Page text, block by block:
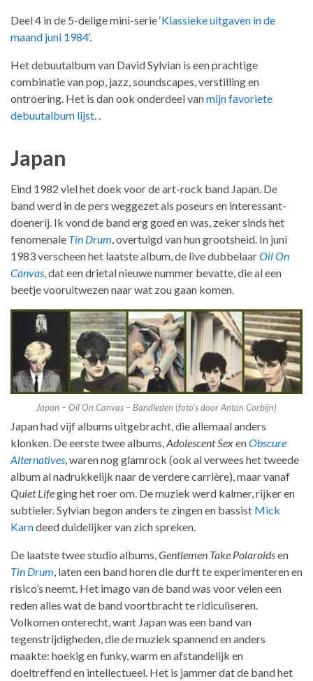
Deel 4 in de 5-delige mini-serie ‘Klassieke uitgaven in de
maand juni 1984‘.
Het debuutalbum van David Sylvian is een prachtige
combinatie van pop, jazz, soundscapes, verstilling en
ontroering. Het is dan ook onderdeel vanmijn favoriete
debuutalbum lijst. .
Japan
Eind 1982 viel het doek voor de art-rock band Japan. De
band werd in de pers weggezet als poseurs en interessant-
doenerij. Ik vond de band erg goed en was, zeker sinds het
fenomenale Tin Drum, overtuigd van hun grootsheid. In juni
1983 verscheen het laatste album, de live dubbelaarOil On
Canvas, dat een drietal nieuwe nummer bevatte, die al een
beetje vooruitwezen naar wat zou gaan komen.
Japan – Oil On Canvas – Bandleden (foto’s door Anton Corbijn)
Japan had vijf albums uitgebracht, die allemaal anders
klonken. De eerste twee albums, Adolescent SexenObscure
Alternatives , waren nog glamrock (ook al verwees het tweede
album al nadrukkelijk naar de verdere carrière), maar vanaf
Quiet Lifeging het roer om. De muziek werd kalmer, rijker en
subtieler. Sylvian begon anders te zingen en bassist Mick
Karndeed duidelijker van zich spreken.
De laatste twee studio albums, Gentlemen Take Polaroidsen
Tin Drum , laten een band horen die durft te experimenteren en
risico’s neemt. Het imago van de band was voor velen een
reden alles wat de band voortbracht te ridiculiseren.
Volkomen onterecht, want Japan was een band van
tegenstrijdigheden, die de muziek spannend en anders
maakte: hoekig en funky, warm en afstandelijk en
doeltreffend en intellectueel. Het is jammer dat de band het